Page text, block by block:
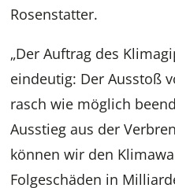
Rosenstatter.
„Der Auftrag des
eindeutig: Der Ausstoß
rasch wie möglich
Ausstieg aus der
können wir den
Folgeschäden in